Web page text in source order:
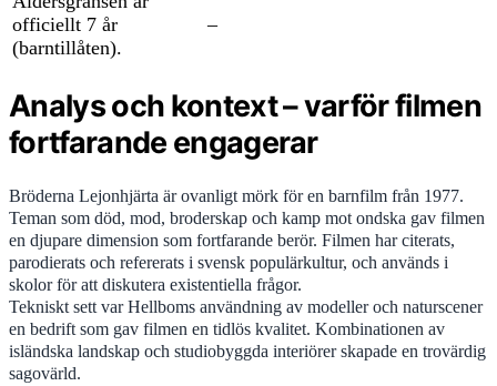
officiellt 7 år
(barntillåten).
–
Analys och kontext – varför filmen
fortfarande engagerar
Bröderna Lejonhjärta är ovanligt mörk för en barnfilm från 1977.
Teman som död, mod, broderskap och kamp mot ondska gav filmen
en djupare dimension som fortfarande berör. Filmen har citerats,
parodierats och refererats i svensk populärkultur, och används i
skolor för att diskutera existentiella frågor.
Tekniskt sett var Hellboms användning av modeller och naturscener
en bedrift som gav filmen en tidlös kvalitet. Kombinationen av
isländska landskap och studiobyggda interiörer skapade en trovärdig
sagovärld.